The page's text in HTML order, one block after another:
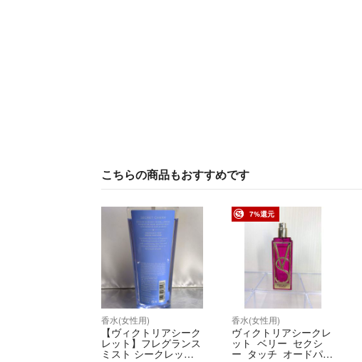
こちらの商品もおすすめです
香水(女性用)
【ヴィクトリアシーク
レット】フレグランス
ミスト シークレット
7%還元
香水(女性用)
ヴィクトリアシークレ
ット ベリー セクシ
ー タッチ オードパル